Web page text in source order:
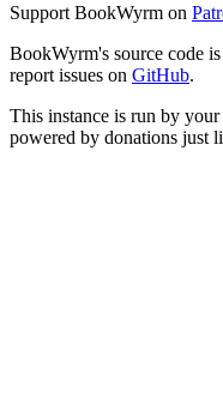
Support BookWyrm on
BookWyrm's source code
report issues on GitHub.
This instance is run by
powered by donations just